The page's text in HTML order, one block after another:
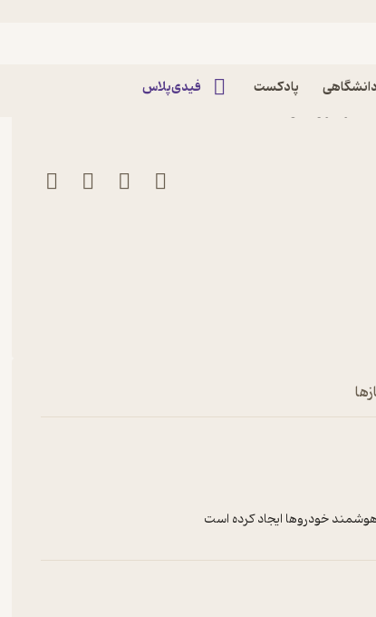
پادکست فیدی‌پلاس
خودروها ایجاد کرده است